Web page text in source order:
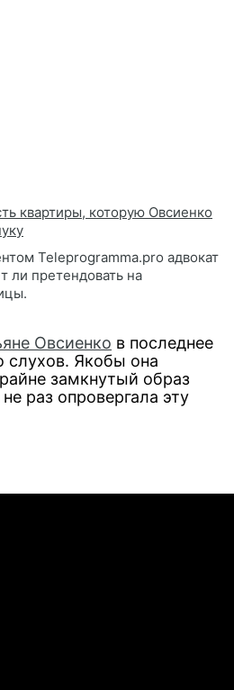
квартиры, которую Овсиенко
Teleprogramma.pro адвокат
ли претендовать на
Овсиенко в последнее
слухов. Якобы она
замкнутый образ
раз опровергала эту